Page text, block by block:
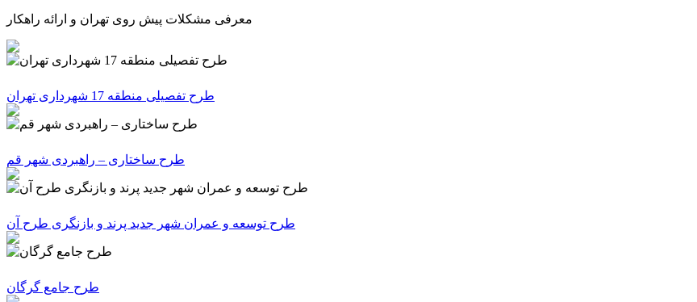
طرح تفصیلی منطقه 17 شهرداری تهران
طرح ساختاری – راهبردی شهر قم
طرح توسعه و عمران شهر جدید پرند و بازنگری طرح آن
طرح جامع گرگان